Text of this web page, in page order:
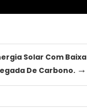
Solar Com Baixa
De Carbono. →